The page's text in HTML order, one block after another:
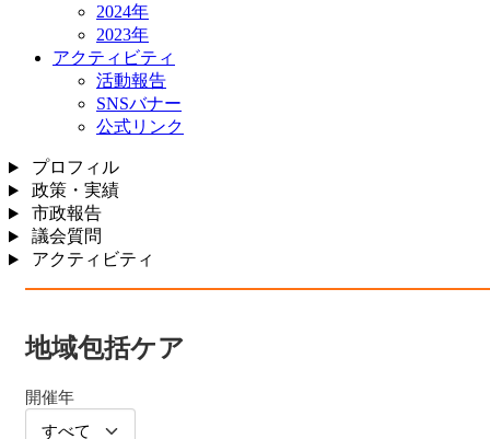
2024年
2023年
アクティビティ
活動報告
SNSバナー
公式リンク
プロフィル
政策・実績
市政報告
議会質問
アクティビティ
地域包括ケア
開催年